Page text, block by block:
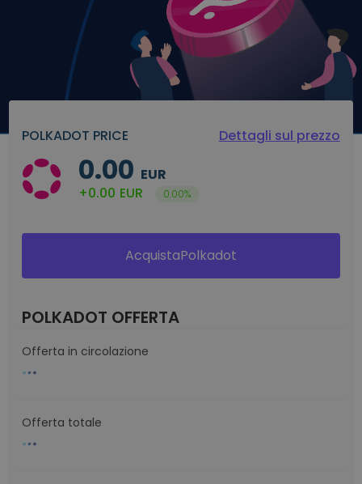
POLKADOT PRICE Dettagli sul prezzo
0.00 EUR
+0.00 EUR 0.00%
AcquistaPolkadot
POLKADOT OFFERTA
Offerta in circolazione
Offerta totale